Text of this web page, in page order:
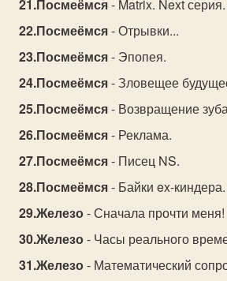
Посмеёмся- Matrix. Next серия.
Посмеёмся- Отрывки...
Посмеёмся- Эпопея.
Посмеёмся- Зловещее
Посмеёмся- Возвращение
Посмеёмся- Реклама.
Посмеёмся- Писец NS.
Посмеёмся- Байки ex-киндера.
Железо- Сначала прочти меня!
Железо- Часы реального
Железо- Математический